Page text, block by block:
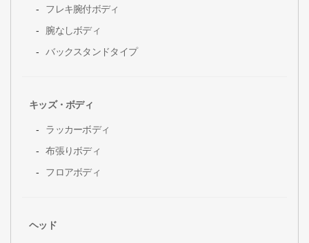
フレキ腕付ボディ
腕なしボディ
バックスタンドタイプ
キッズ・ボディ
ラッカーボディ
布張りボディ
フロアボディ
ヘッド